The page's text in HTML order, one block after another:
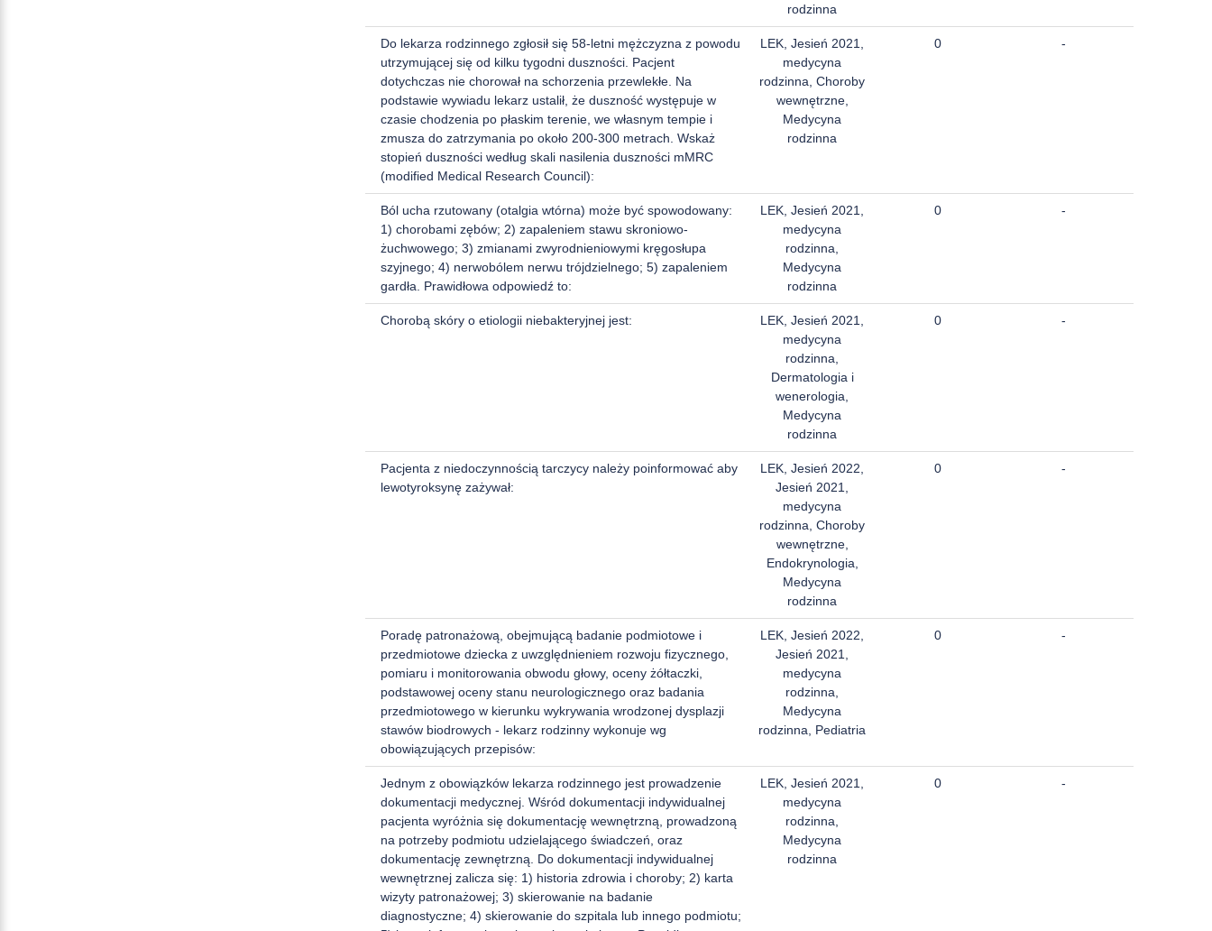
rodzinna
Do lekarza rodzinnego zgłosił się 58-letni mężczyzna z powodu
utrzymującej się od kilku tygodni duszności. Pacjent
dotychczas nie chorował na schorzenia przewlekłe. Na
podstawie wywiadu lekarz ustalił, że duszność występuje w
czasie chodzenia po płaskim terenie, we własnym tempie i
zmusza do zatrzymania po około 200-300 metrach. Wskaż
stopień duszności według skali nasilenia duszności mMRC
(modified Medical Research Council):
LEK, Jesień 2021,
medycyna
rodzinna, Choroby
wewnętrzne,
Medycyna
rodzinna
0 -
Ból ucha rzutowany (otalgia wtórna) może być spowodowany:
1) chorobami zębów; 2) zapaleniem stawu skroniowo-
żuchwowego; 3) zmianami zwyrodnieniowymi kręgosłupa
szyjnego; 4) nerwobólem nerwu trójdzielnego; 5) zapaleniem
gardła. Prawidłowa odpowiedź to:
LEK, Jesień 2021,
medycyna
rodzinna,
Medycyna
rodzinna
0 -
Chorobą skóry o etiologii niebakteryjnej jest:
LEK, Jesień 2021,
medycyna
rodzinna,
Dermatologia i
wenerologia,
Medycyna
rodzinna
0 -
Pacjenta z niedoczynnością tarczycy należy poinformować aby
lewotyroksynę zażywał:
LEK, Jesień 2022,
Jesień 2021,
medycyna
rodzinna, Choroby
wewnętrzne,
Endokrynologia,
Medycyna
rodzinna
0 -
Poradę patronażową, obejmującą badanie podmiotowe i
przedmiotowe dziecka z uwzględnieniem rozwoju fizycznego,
pomiaru i monitorowania obwodu głowy, oceny żółtaczki,
podstawowej oceny stanu neurologicznego oraz badania
przedmiotowego w kierunku wykrywania wrodzonej dysplazji
stawów biodrowych - lekarz rodzinny wykonuje wg
obowiązujących przepisów:
LEK, Jesień 2022,
Jesień 2021,
medycyna
rodzinna,
Medycyna
rodzinna, Pediatria
0 -
Jednym z obowiązków lekarza rodzinnego jest prowadzenie
dokumentacji medycznej. Wśród dokumentacji indywidualnej
pacjenta wyróżnia się dokumentację wewnętrzną, prowadzoną
na potrzeby podmiotu udzielającego świadczeń, oraz
dokumentację zewnętrzną. Do dokumentacji indywidualnej
wewnętrznej zalicza się: 1) historia zdrowia i choroby; 2) karta
wizyty patronażowej; 3) skierowanie na badanie
diagnostyczne; 4) skierowanie do szpitala lub innego podmiotu;
LEK, Jesień 2021,
medycyna
rodzinna,
Medycyna
rodzinna
0 -